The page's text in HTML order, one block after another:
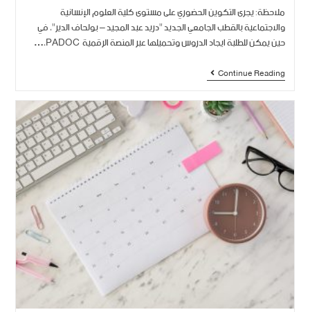
ملاحظة: يجرى التكوين الحضوري على مستوى كلية العلوم الإنسانية
والاجتماعية بالقطب الجامعي الجديد "دريد عبد المجيد – بولحاف الدير"، في
حين يمكن للطلبة ايجاد الدروس وتحميلها عبر المنصة الرقمية PADOC،…
Continue Reading